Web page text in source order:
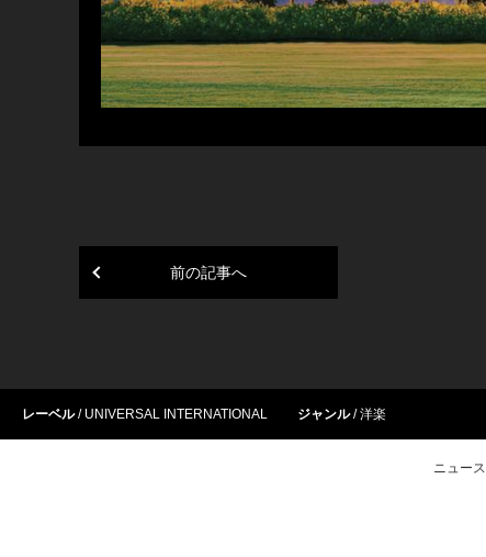
前の記事へ
レーベル UNIVERSAL INTERNATIONAL ジャンル 洋楽
ニュー